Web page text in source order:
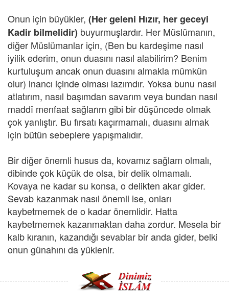
Onun için büyükler, (Her geleni Hızır, her geceyi
Kadir bilmelidir) buyurmuşlardır. Her Müslümanın,
diğer Müslümanlar için, (Ben bu kardeşime nasıl
iyilik ederim, onun duasını nasıl alabilirim? Benim
kurtuluşum ancak onun duasını almakla mümkün
olur) inancı içinde olması lazımdır. Yoksa bunu nasıl
atlatırım, nasıl başımdan savarım veya bundan nasıl
maddî menfaat sağlarım gibi bir düşüncede olmak
çok yanlıştır. Bu fırsatı kaçırmamalı, duasını almak
için bütün sebeplere yapışmalıdır.
Bir diğer önemli husus da, kovamız sağlam olmalı,
dibinde çok küçük de olsa, bir delik olmamalı.
Kovaya ne kadar su konsa, o delikten akar gider.
Sevab kazanmak nasıl önemli ise, onları
kaybetmemek de o kadar önemlidir. Hatta
kaybetmemek kazanmaktan daha zordur. Mesela bir
kalb kıranın, kazandığı sevablar bir anda gider, belki
onun günahını da yüklenir.